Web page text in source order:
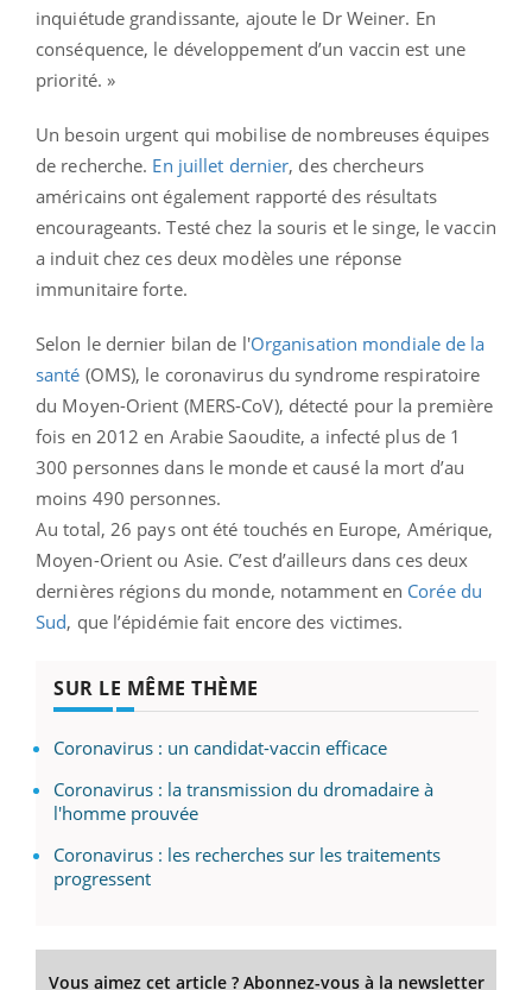
inquiétude grandissante, ajoute le Dr Weiner. En
conséquence, le développement d’un vaccin est une
priorité. »
Un besoin urgent qui mobilise de nombreuses équipes
de recherche. En juillet dernier, des chercheurs
américains ont également rapporté des résultats
encourageants. Testé chez la souris et le singe, le vaccin
a induit chez ces deux modèles une réponse
immunitaire forte.
Selon le dernier bilan de l'Organisation mondiale de la
santé (OMS), le coronavirus du syndrome respiratoire
du Moyen-Orient (MERS-CoV), détecté pour la première
fois en 2012 en Arabie Saoudite, a infecté plus de 1
300 personnes dans le monde et causé la mort d’au
moins 490 personnes.
Au total, 26 pays ont été touchés en Europe, Amérique,
Moyen-Orient ou Asie. C’est d’ailleurs dans ces deux
dernières régions du monde, notamment en Corée du
Sud, que l’épidémie fait encore des victimes.
SUR LE MÊME THÈME
Coronavirus : un candidat-vaccin efficace
Coronavirus : la transmission du dromadaire à
l'homme prouvée
Coronavirus : les recherches sur les traitements
progressent
Vous aimez cet article ? Abonnez-vous à la newsletter